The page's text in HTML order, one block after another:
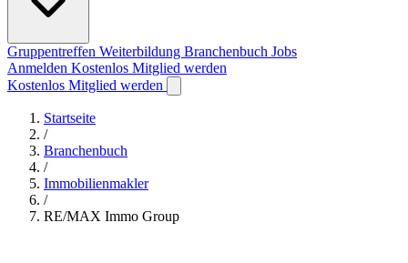
Gruppentreffen Weiterbildung Branchenbuch Jobs
Anmelden Kostenlos Mitglied werden
Kostenlos Mitglied werden
Startseite
/
Branchenbuch
/
Immobilienmakler
/
RE/MAX Immo Group